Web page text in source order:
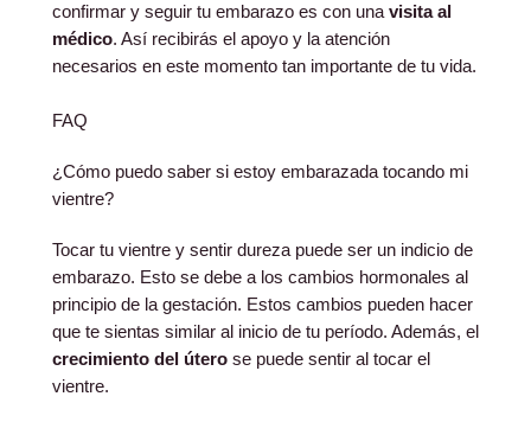
confirmar y seguir tu embarazo es con una visita al
médico. Así recibirás el apoyo y la atención
necesarios en este momento tan importante de tu vida.
FAQ
¿Cómo puedo saber si estoy embarazada tocando mi
vientre?
Tocar tu vientre y sentir dureza puede ser un indicio de
embarazo. Esto se debe a los cambios hormonales al
principio de la gestación. Estos cambios pueden hacer
que te sientas similar al inicio de tu período. Además, el
crecimiento del útero se puede sentir al tocar el
vientre.